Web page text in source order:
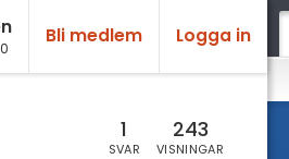
Bli medlem Logga in
1
SVAR
243
VISNINGAR
Matematik